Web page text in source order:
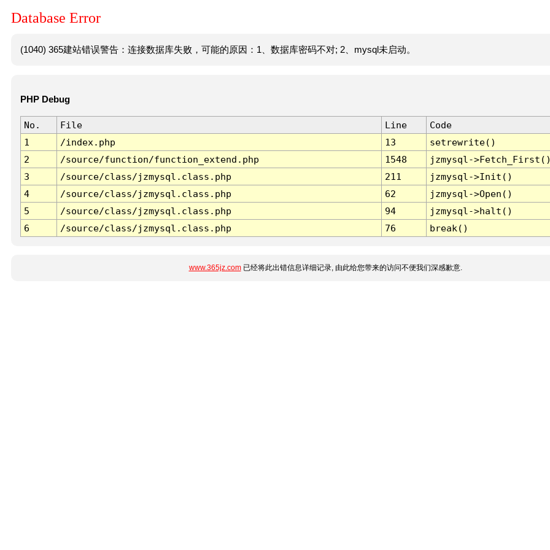
Database Error
(1040) 365建站错误警告：连接数据库失败，可能的原因：1、数据库密码不对; 2、mysql未启动。
PHP Debug
No. File Line
Code
1
/index.php 13
setrewrite()
2
/source/function/function_extend.php 1548
jzmysql-
3
/source/class/jzmysql.class.php 211
jzmysql->Init()
4
/source/class/jzmysql.class.php 62
jzmysql->Open()
5
/source/class/jzmysql.class.php 94
jzmysql->halt()
6
/source/class/jzmysql.class.php 76 break()
www.365jz.com已经将此出错信息详细记录, 由此给您带来的访问不便我们深感歉意.